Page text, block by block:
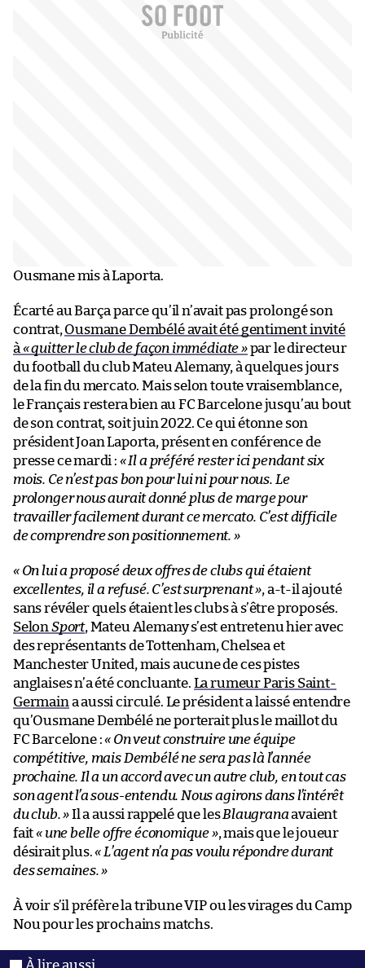
Ousmane mis à Laporta.
Écarté au Barça parce qu’il n’avait pas prolongé son
contrat, Ousmane Dembélé avait été gentiment invité
à « quitter le club de façon immédiate »par le directeur
du football du club Mateu Alemany, à quelques jours
de la fin du mercato. Mais selon toute vraisemblance,
le Français restera bien au FC Barcelone jusqu’au bout
de son contrat, soit juin 2022. Ce qui étonne son
président Joan Laporta, présent en conférence de
presse ce mardi : « Il a préféré rester ici pendant six
mois. Ce n’est pas bon pour lui ni pour nous. Le
prolonger nous aurait donné plus de marge pour
travailler facilement durant ce mercato. C’est difficile
de comprendre son positionnement. »
« On lui a proposé deux offres de clubs qui étaient
excellentes, il a refusé. C’est surprenant », a-t-il ajouté
sans révéler quels étaient les clubs à s’être proposés.
Selon Sport, Mateu Alemany s’est entretenu hier avec
des représentants de Tottenham, Chelsea et
Manchester United, mais aucune de ces pistes
anglaises n’a été concluante. La rumeur Paris Saint-
Germain a aussi circulé. Le président a laissé entendre
qu’Ousmane Dembélé ne porterait plus le maillot du
FC Barcelone :« On veut construire une équipe
compétitive, mais Dembélé ne sera pas là l’année
prochaine. Il a un accord avec un autre club, en tout cas
son agent l’a sous-entendu. Nous agirons dans l’intérêt
du club. »Il a aussi rappelé que lesBlaugranaavaient
fait« une belle offre économique », mais que le joueur
désirait plus.« L’agent n’a pas voulu répondre durant
des semaines. »
À voir s’il préfère la tribune VIP ou les virages du Camp
Nou pour les prochains matchs.